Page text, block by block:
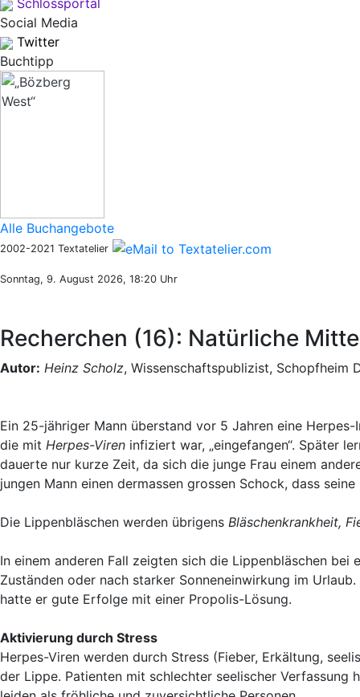
Schlossportal
Social Media
Twitter
Buchtipp
Alle Buchangebote
2002-2021 Textatelier
Sonntag, 9. August 2026, 18:20 Uhr
Recherchen (16): Natürliche
Autor: Heinz Scholz, Wissenschaftspublizist, Schopfheim
Ein 25-jähriger Mann überstand vor 5 Jahren eine
die mit Herpes-Viren infiziert war, „eingefangen“. Später
dauerte nur kurze Zeit, da sich die junge Frau einem
jungen Mann einen dermassen grossen Schock, dass
Die Lippenbläschen werden übrigens Bläschenkrankheit,
In einem anderen Fall zeigten sich die Lippenbläschen
Zuständen oder nach starker Sonneneinwirkung im
hatte er gute Erfolge mit einer Propolis-Lösung.
Aktivierung durch Stress
Herpes-Viren werden durch Stress (Fieber, Erkältung,
der Lippe. Patienten mit schlechter seelischer